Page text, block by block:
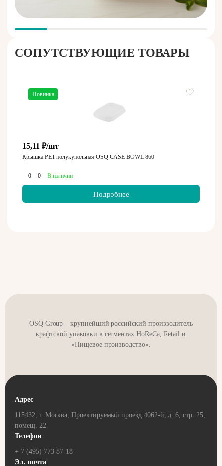
СОПУТСТВУЮЩИЕ ТОВАРЫ
Новинка
15,11 ₽/шт
Крышка PET полукупольная OSQ CASE BOWL 860
0 0 В наличии
Подробнее
OSQ Group – крупнейший российский производитель
крафтовой упаковки в сегментах HoReCa, Retail и
«Пищевое производство».
Адрес
115432, г. Москва, Проектируемый проезд 4062-й, д. 6, стр. 25,
помещ. 22
Телефон
+ 7 (495) 773-87-18
Эл. почта